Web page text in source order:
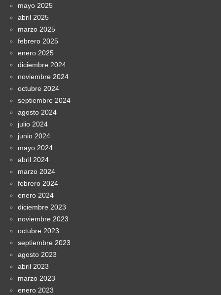
mayo 2025
abril 2025
marzo 2025
febrero 2025
enero 2025
diciembre 2024
noviembre 2024
octubre 2024
septiembre 2024
agosto 2024
julio 2024
junio 2024
mayo 2024
abril 2024
marzo 2024
febrero 2024
enero 2024
diciembre 2023
noviembre 2023
octubre 2023
septiembre 2023
agosto 2023
abril 2023
marzo 2023
enero 2023